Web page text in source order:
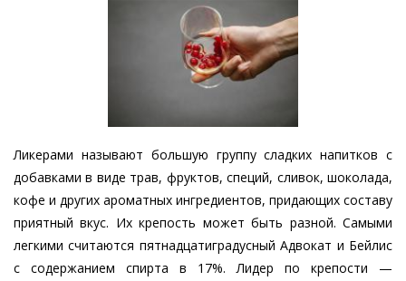
Ликерами называют большую группу сладких напитков с
добавками в виде трав, фруктов, специй, сливок, шоколада,
кофе и других ароматных ингредиентов, придающих составу
приятный вкус. Их крепость может быть разной. Самыми
легкими считаются пятнадцатиградусный Адвокат и Бейлис
с содержанием спирта в 17%. Лидер по крепости —